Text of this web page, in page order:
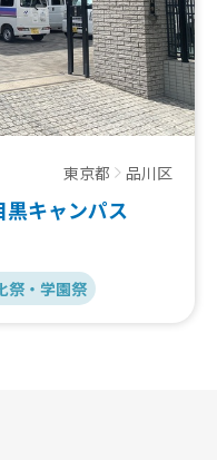
東京都 品川区
キャンパス
祭・学園祭